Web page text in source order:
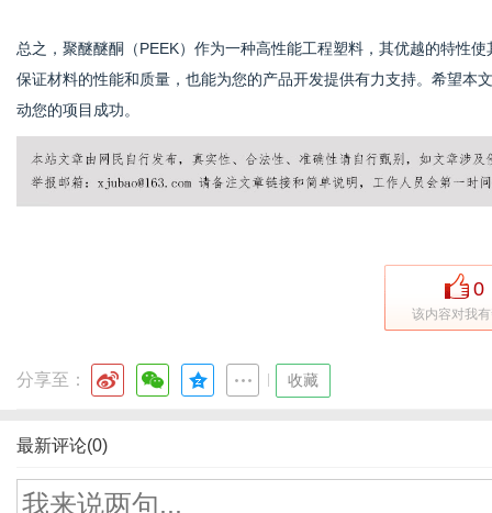
总之，聚醚醚酮（PEEK）作为一种高性能工程塑料，其优越的特性
保证材料的性能和质量，也能为您的产品开发提供有力支持。希望本
动您的项目成功。
0
该内容对我
分享至： 收藏
最新评论(0)